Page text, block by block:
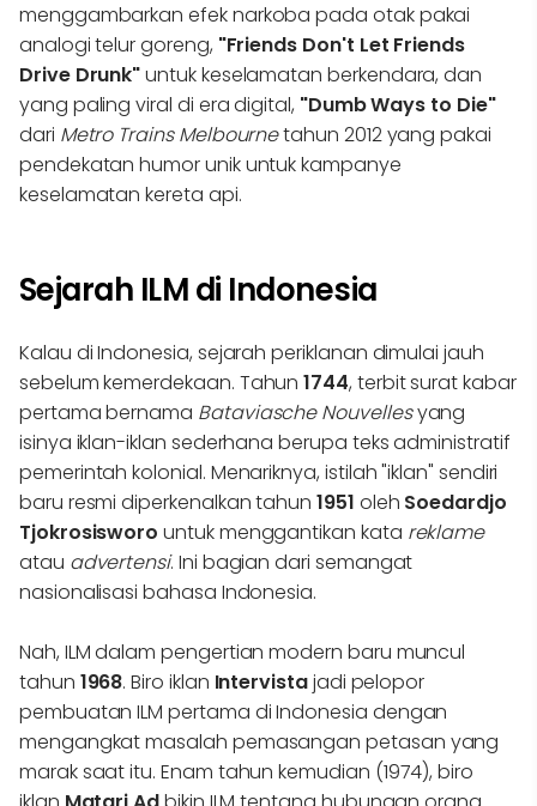
menggambarkan efek narkoba pada otak pakai
analogi telur goreng, "Friends Don't Let Friends
Drive Drunk"untuk keselamatan berkendara, dan
yang paling viral di era digital, "Dumb Ways to Die"
dari Metro Trains Melbournetahun 2012 yang pakai
pendekatan humor unik untuk kampanye
keselamatan kereta api.
Sejarah ILM di Indonesia
Kalau di Indonesia, sejarah periklanan dimulai jauh
sebelum kemerdekaan. Tahun1744, terbit surat kabar
pertama bernama Bataviasche Nouvellesyang
isinya iklan-iklan sederhana berupa teks administratif
pemerintah kolonial. Menariknya, istilah "iklan" sendiri
baru resmi diperkenalkan tahun1951 oleh Soedardjo
Tjokrosisworo untuk menggantikan kata reklame
atau advertensi. Ini bagian dari semangat
nasionalisasi bahasa Indonesia.
Nah, ILM dalam pengertian modern baru muncul
tahun 1968. Biro iklan Intervistajadi pelopor
pembuatan ILM pertama di Indonesia dengan
mengangkat masalah pemasangan petasan yang
marak saat itu. Enam tahun kemudian (1974), biro